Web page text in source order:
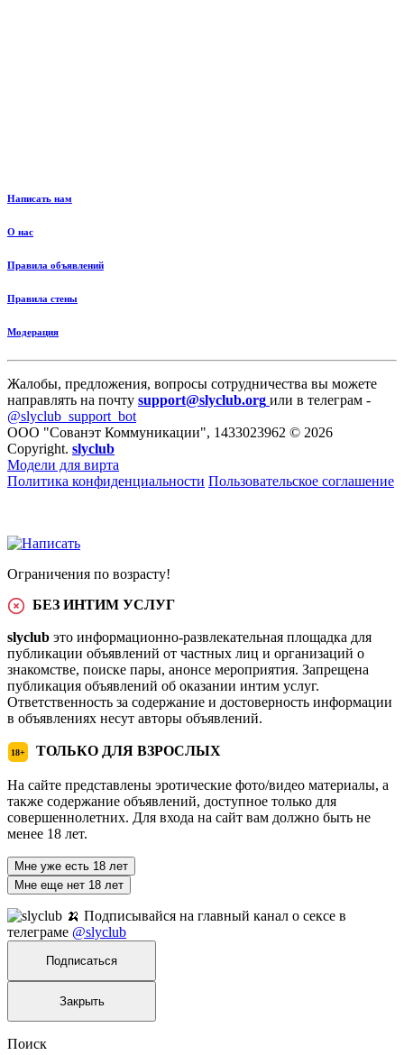
Написать нам
О нас
Правила объявлений
Правила стены
Модерация
Жалобы, предложения, вопросы сотрудничества вы можете
направлять на почту support@slyclub.org или в телеграм -
@slyclub_support_bot
ООО "Сованэт Коммуникации", 1433023962 © 2026
Copyright. slyclub
Модели для вирта
Политика конфиденциальности Пользовательское соглашение
Ограничения по возрасту!
БЕЗ ИНТИМ УСЛУГ
slyclub это информационно-развлекательная площадка для
публикации объявлений от частных лиц и организаций о
знакомстве, поиске пары, анонсе мероприятия. Запрещена
публикация объявлений об оказании интим услуг.
Ответственность за содержание и достоверность информации
в объявлениях несут авторы объявлений.
18+ ТОЛЬКО ДЛЯ ВЗРОСЛЫХ
На сайте представлены эротические фото/видео материалы, а
также содержание объявлений, доступное только для
совершеннолетних. Для входа на сайт вам должно быть не
менее 18 лет.
Мне уже есть 18 лет
Мне еще нет 18 лет
🍌 Подписывайся на главный канал о сексе в
телеграме @slyclub
Подписаться
Закрыть
Поиск